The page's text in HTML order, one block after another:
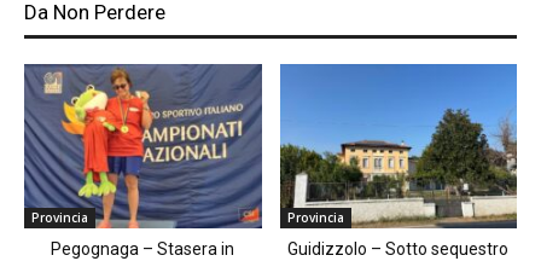
Da Non Perdere
Provincia
Pegognaga – Stasera in
Provincia
Guidizzolo – Sotto sequestro